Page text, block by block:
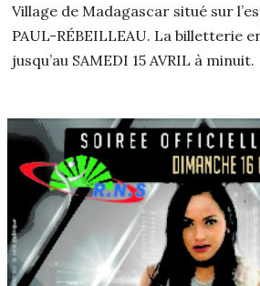
Village de Madagascar situé sur
PAUL-RÉBEILLEAU. La billetterie
jusqu’au SAMEDI 15 AVRIL à minuit.